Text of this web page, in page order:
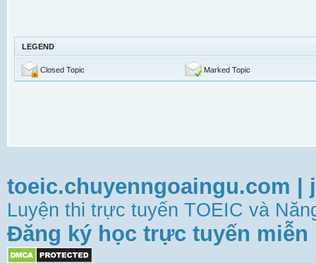
LEGEND
Closed Topic Marked Topic
toeic.chuyenngoaingu.com
Luyện thi trực tuyến TOEIC và
Đăng ký học trực tuyến miễn